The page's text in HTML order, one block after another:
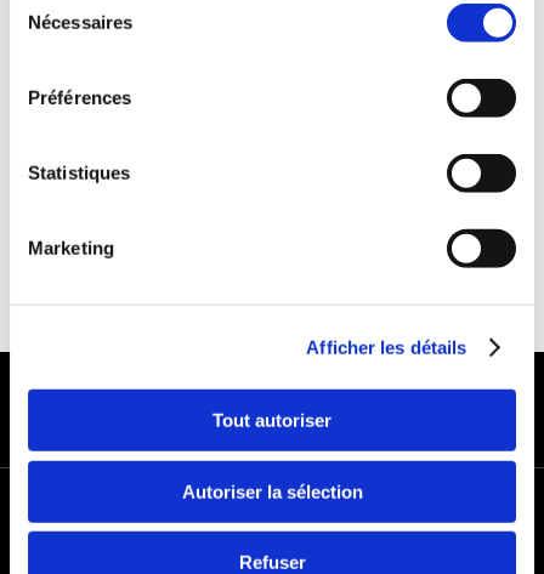
Nécessaires
Préférences
Statistiques
Marketing
Afficher les détails
Tout autoriser
Autoriser la sélection
Refuser
ASSURANCE
Franchise :1000 €